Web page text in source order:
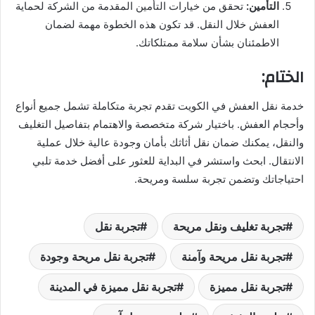
التأمين: تحقق من خيارات التأمين المقدمة من الشركة لحماية
العفش خلال النقل. قد تكون هذه الخطوة مهمة لضمان
الاطمئنان بشأن سلامة ممتلكاتك.
الختام:
خدمة نقل العفش في الكويت تقدم تجربة متكاملة تشمل جميع أنواع
وأحجام العفش. باختيار شركة متخصصة والاهتمام بتفاصيل التغليف
والنقل، يمكنك ضمان نقل أثاثك بأمان وجودة عالية خلال عملية
الانتقال. ابحث واستشر في البداية للعثور على أفضل خدمة تلبي
احتياجاتك وتضمن تجربة سلسة ومريحة.
تجربة تغليف ونقل مريحة تجربة نقل
تجربة نقل مريحة وآمنة تجربة نقل مريحة وجودة
تجربة نقل مميزة تجربة نقل مميزة في المدينة